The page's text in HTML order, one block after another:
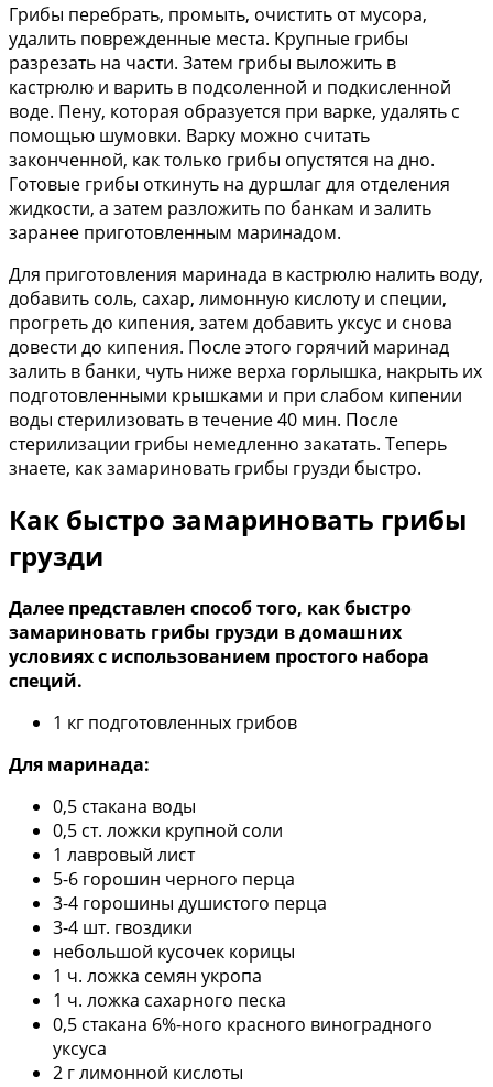
Грибы перебрать, промыть, очистить от мусора,
удалить поврежденные места. Крупные грибы
разрезать на части. Затем грибы выложить в
кастрюлю и варить в подсоленной и подкисленной
воде. Пену, которая образуется при варке, удалять с
помощью шумовки. Варку можно считать
законченной, как только грибы опустятся на дно.
Готовые грибы откинуть на дуршлаг для отделения
жидкости, а затем разложить по банкам и залить
заранее приготовленным маринадом.
Для приготовления маринада в кастрюлю налить воду,
добавить соль, сахар, лимонную кислоту и специи,
прогреть до кипения, затем добавить уксус и снова
довести до кипения. После этого горячий маринад
залить в банки, чуть ниже верха горлышка, накрыть их
подготовленными крышками и при слабом кипении
воды стерилизовать в течение 40 мин. После
стерилизации грибы немедленно закатать. Теперь
знаете, как замариновать грибы грузди быстро.
Как быстро замариновать грибы
грузди
Далее представлен способ того, как быстро
замариновать грибы грузди в домашних
условиях с использованием простого набора
специй.
1 кг подготовленных грибов
Для маринада:
0,5 стакана воды
0,5 ст. ложки крупной соли
1 лавровый лист
5-6 горошин черного перца
3-4 горошины душистого перца
3-4 шт. гвоздики
небольшой кусочек корицы
1 ч. ложка семян укропа
1 ч. ложка сахарного песка
0,5 стакана 6%-ного красного виноградного
уксуса
2 г лимонной кислоты